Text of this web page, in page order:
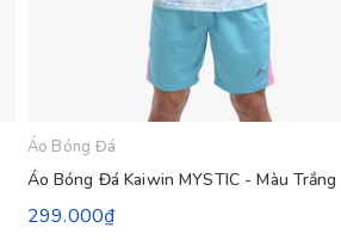
Áo Bóng Đá
Áo Bóng Đá Kaiwin MYSTIC - Màu Trắng
299.000₫